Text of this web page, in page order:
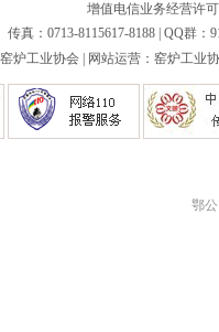
增值电信业务经营许
传真：0713-8115617-8188 | QQ群：
炉工业协会 | 网站运营：窑炉工业
鄂公